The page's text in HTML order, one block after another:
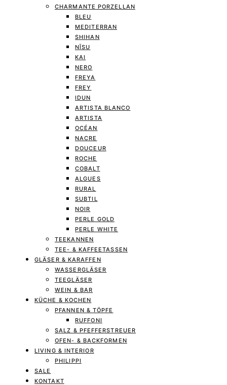
CHARMANTE PORZELLAN
BLEU
MEDITERRAN
SHIHAN
NĪSU
KAI
NERO
FREYA
FREY
IDUN
ARTISTA BLANCO
ARTISTA
OCÉAN
NACRE
DOUCEUR
ROCHE
COBALT
ALGUES
RURAL
SUBTIL
NOIR
PERLE GOLD
PERLE WHITE
TEEKANNEN
TEE- & KAFFEETASSEN
GLÄSER & KARAFFEN
WASSERGLÄSER
TEEGLÄSER
WEIN & BAR
KÜCHE & KOCHEN
PFANNEN & TÖPFE
RUFFONI
SALZ & PFEFFERSTREUER
OFEN- & BACKFORMEN
LIVING & INTERIOR
PHILIPPI
SALE
KONTAKT